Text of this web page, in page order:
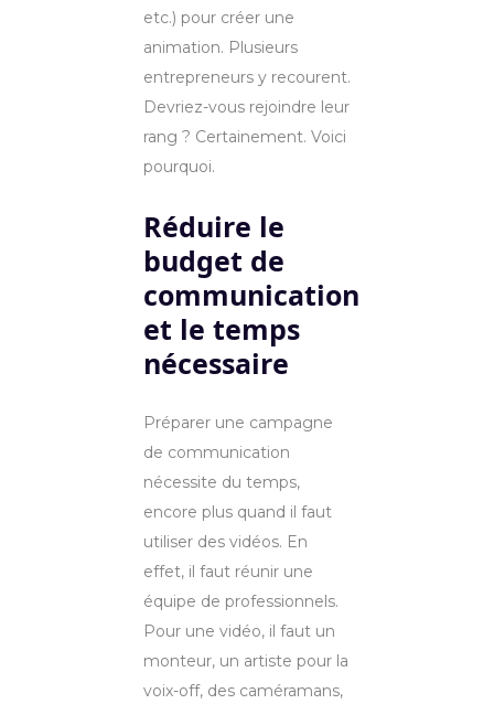
etc.) pour créer une
animation. Plusieurs
entrepreneurs y recourent.
Devriez-vous rejoindre leur
rang ? Certainement. Voici
pourquoi.
Réduire le
budget de
communication
et le temps
nécessaire
Préparer une campagne
de communication
nécessite du temps,
encore plus quand il faut
utiliser des vidéos. En
effet, il faut réunir une
équipe de professionnels.
Pour une vidéo, il faut un
monteur, un artiste pour la
voix-off, des caméramans,